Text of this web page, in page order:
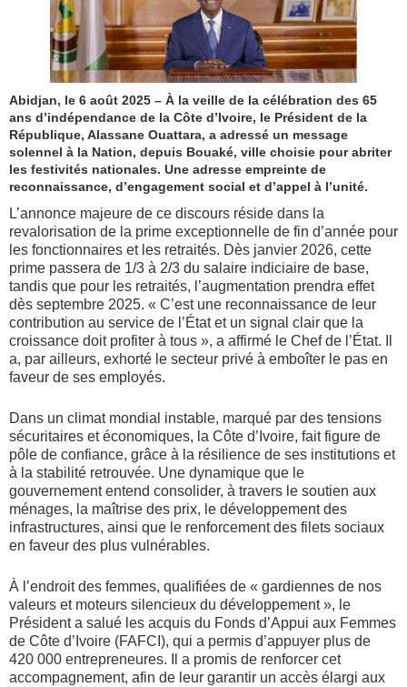
Abidjan, le 6 août 2025 – À la veille de la célébration des 65
ans d’indépendance de la Côte d’Ivoire, le Président de la
République, Alassane Ouattara, a adressé un message
solennel à la Nation, depuis Bouaké, ville choisie pour abriter
les festivités nationales. Une adresse empreinte de
reconnaissance, d’engagement social et d’appel à l’unité.
L’annonce majeure de ce discours réside dans la
revalorisation de la prime exceptionnelle de fin d’année pour
les fonctionnaires et les retraités. Dès janvier 2026, cette
prime passera de 1/3 à 2/3 du salaire indiciaire de base,
tandis que pour les retraités, l’augmentation prendra effet
dès septembre 2025. « C’est une reconnaissance de leur
contribution au service de l’État et un signal clair que la
croissance doit profiter à tous », a affirmé le Chef de l’État. Il
a, par ailleurs, exhorté le secteur privé à emboîter le pas en
faveur de ses employés.
Dans un climat mondial instable, marqué par des tensions
sécuritaires et économiques, la Côte d’Ivoire, fait figure de
pôle de confiance, grâce à la résilience de ses institutions et
à la stabilité retrouvée. Une dynamique que le
gouvernement entend consolider, à travers le soutien aux
ménages, la maîtrise des prix, le développement des
infrastructures, ainsi que le renforcement des filets sociaux
en faveur des plus vulnérables.
À l’endroit des femmes, qualifiées de « gardiennes de nos
valeurs et moteurs silencieux du développement », le
Président a salué les acquis du Fonds d’Appui aux Femmes
de Côte d’Ivoire (FAFCI), qui a permis d’appuyer plus de
420 000 entrepreneures. Il a promis de renforcer cet
accompagnement, afin de leur garantir un accès élargi aux